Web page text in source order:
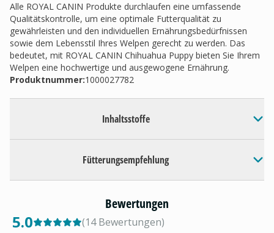
Alle ROYAL CANIN Produkte durchlaufen eine umfassende
Qualitätskontrolle, um eine optimale Futterqualität zu
gewährleisten und den individuellen Ernährungsbedürfnissen
sowie dem Lebensstil Ihres Welpen gerecht zu werden. Das
bedeutet, mit ROYAL CANIN Chihuahua Puppy bieten Sie Ihrem
Welpen eine hochwertige und ausgewogene Ernährung.
Produktnummer:1000027782
Inhaltsstoffe
Fütterungsempfehlung
Bewertungen
5.0 (14 Bewertungen)